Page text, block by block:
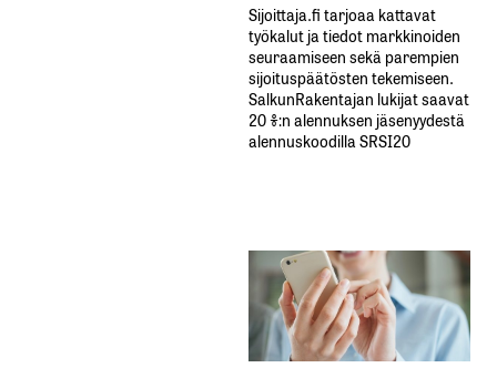
Sijoittaja.fi tarjoaa kattavat
työkalut ja tiedot markkinoiden
seuraamiseen sekä parempien
sijoituspäätösten tekemiseen.
SalkunRakentajan lukijat saavat
20 %:n alennuksen jäsenyydestä
alennuskoodilla SRSI20